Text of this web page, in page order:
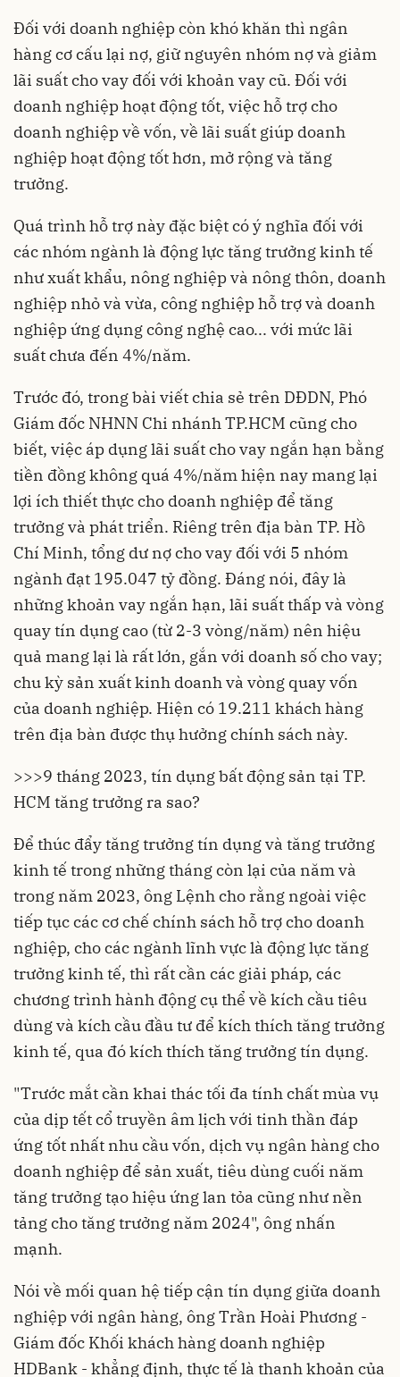
Đối với doanh nghiệp còn khó khăn thì ngân
hàng cơ cấu lại nợ, giữ nguyên nhóm nợ và giảm
lãi suất cho vay đối với khoản vay cũ. Đối với
doanh nghiệp hoạt động tốt, việc hỗ trợ cho
doanh nghiệp về vốn, về lãi suất giúp doanh
nghiệp hoạt động tốt hơn, mở rộng và tăng
trưởng.
Quá trình hỗ trợ này đặc biệt có ý nghĩa đối với
các nhóm ngành là động lực tăng trưởng kinh tế
như xuất khẩu, nông nghiệp và nông thôn, doanh
nghiệp nhỏ và vừa, công nghiệp hỗ trợ và doanh
nghiệp ứng dụng công nghệ cao... với mức lãi
suất chưa đến 4%/năm.
Trước đó, trong bài viết chia sẻ trên DĐDN, Phó
Giám đốc NHNN Chi nhánh TP.HCM cũng cho
biết, việc áp dụnglãi suất cho vay ngắn hạn bằng
tiền đồng không quá 4%/năm hiện nay mang lại
lợi ích thiết thực cho doanh nghiệp để tăng
trưởng và phát triển. Riêng trên địa bàn TP. Hồ
Chí Minh, tổng dư nợ cho vay đối với 5 nhóm
ngành đạt 195.047 tỷ đồng. Đáng nói, đây là
những khoản vay ngắn hạn, lãi suất thấp và vòng
quay tín dụng cao (từ 2-3 vòng/năm) nên hiệu
quả mang lại là rất lớn, gắn với doanh số cho vay;
chu kỳ sản xuất kinh doanh và vòng quay vốn
của doanh nghiệp. Hiện có 19.211 khách hàng
trên địa bàn được thụ hưởng chính sách này.
>>>9 tháng 2023, tín dụng bất động sản tại TP.
HCM tăng trưởng ra sao?
Để thúc đẩy tăng trưởng tín dụng và tăng trưởng
kinh tế trong những tháng còn lại của năm và
trong năm 2023, ông Lệnh cho rằng ngoài việc
tiếp tục các cơ chế chính sách hỗ trợ cho doanh
nghiệp, cho các ngành lĩnh vực là động lực tăng
trưởng kinh tế, thì rất cần các giải pháp, các
chương trình hành động cụ thể về kích cầu tiêu
dùng và kích cầu đầu tư để kích thích tăng trưởng
kinh tế, qua đó kích thích tăng trưởng tín dụng.
"Trước mắt cần khai thác tối đa tính chất mùa vụ
của dịp tết cổ truyền âm lịch với tinh thần đáp
ứng tốt nhất nhu cầu vốn, dịch vụ ngân hàng cho
doanh nghiệp để sản xuất, tiêu dùng cuối năm
tăng trưởng tạo hiệu ứng lan tỏa cũng như nền
tảng cho tăng trưởng năm 2024", ông nhấn
mạnh.
Nói về mối quan hệ tiếp cận tín dụng giữa doanh
nghiệp với ngân hàng, ông Trần Hoài Phương -
Giám đốc Khối khách hàng doanh nghiệp
HDBank - khẳng định, thực tế là thanh khoản của